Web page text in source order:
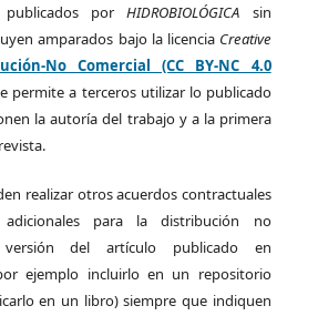
publicados porHIDROBIOLÓGICA sin
amparados bajo la licencia Creative
No Comercial (CC BY-NC 4.0
permite a terceros utilizar lo publicado
la autoría del trabajo y a la primera
realizar otros acuerdos contractuales
adicionales para la distribución no
del artículo publicado en
ejemplo incluirlo en un repositorio
en un libro) siempre que indiquen